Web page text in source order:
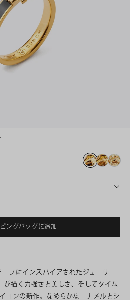
ングバッグに追加
フにインスパイアされたジュエリー
が描く力強さと美しさ、そしてタイム
コンの新作。なめらかなエナメルとシ